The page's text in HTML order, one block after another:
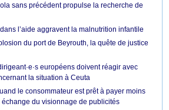
sans précédent propulse la recherche de
l’aide aggravent la malnutrition infantile
du port de Beyrouth, la quête de justice
européens doivent réagir avec
la situation à Ceuta
le consommateur est prêt à payer moins
du visionnage de publicités